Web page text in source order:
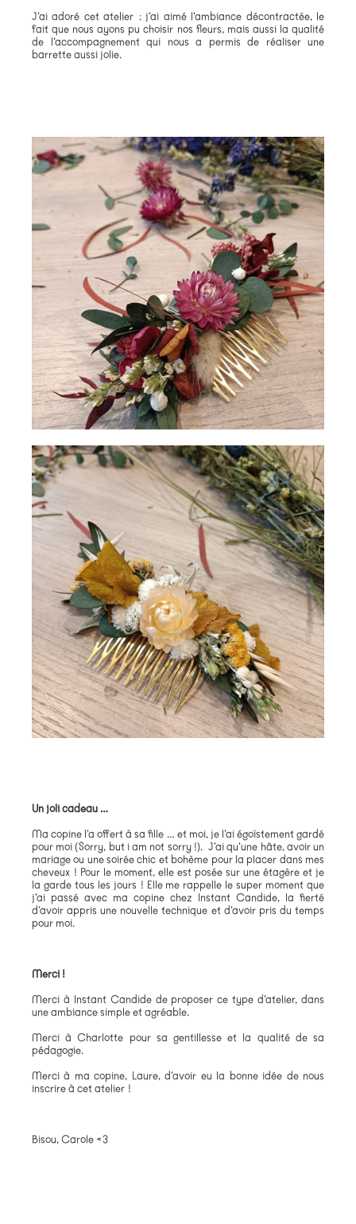
J’ai adoré cet atelier : j’ai aimé l’ambiance décontractée, le
fait que nous ayons pu choisir nos fleurs, mais aussi la qualité
de l’accompagnement qui nous a permis de réaliser une
barrette aussi jolie.
Un joli cadeau …
Ma copine l’a offert à sa fille … et moi, je l’ai égoïstement gardé
pour moi (Sorry, but i am not sorry !). J’ai qu’une hâte, avoir un
mariage ou une soirée chic et bohème pour la placer dans mes
cheveux ! Pour le moment, elle est posée sur une étagère et je
la garde tous les jours ! Elle me rappelle le super moment que
j’ai passé avec ma copine chez Instant Candide, la fierté
d’avoir appris une nouvelle technique et d’avoir pris du temps
pour moi.
Merci !
Merci à Instant Candide de proposer ce type d’atelier, dans
une ambiance simple et agréable.
Merci à Charlotte pour sa gentillesse et la qualité de sa
pédagogie.
Merci à ma copine, Laure, d’avoir eu la bonne idée de nous
inscrire à cet atelier !
Bisou, Carole <3